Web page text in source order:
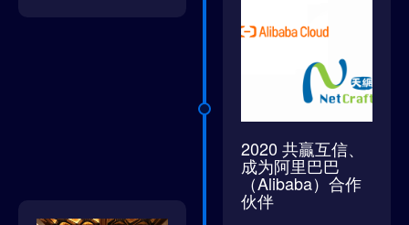
2020 共贏互信、
成为阿里巴巴
（Alibaba）合作
伙伴